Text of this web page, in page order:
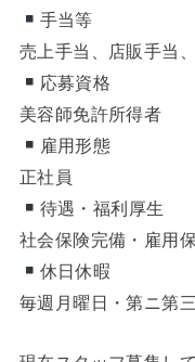
手当等
売上手当、店販手当
応募資格
美容師免許所得者
雇用形態
正社員
待遇・福利厚生
社会保険完備・雇用
休日休暇
毎週月曜日・第ニ第